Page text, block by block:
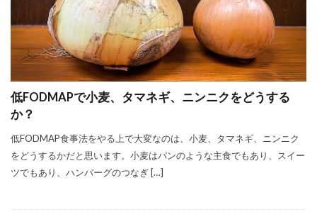
低FODMAPで小麦、タマネギ、ニンニクをどうする
か？
低FODMAP食事法をやる上で大変なのは、小麦、タマネギ、ニンニク
をどうするかだと思います。小麦はパンのような主食でもあり、スイー
ツでもあり、ハンバーグのつなぎ […]